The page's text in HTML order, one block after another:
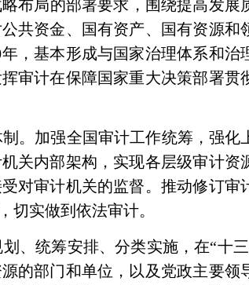
布局的部署要求，围绕提高发展
共资金、国有资产、国有资源和
年，基本形成与国家治理体系和治
审计在保障国家重大决策部署贯
加强全国审计工作统筹，强化
关内部架构，实现各层级审计资
对审计机关的监督。推动修订审
切实做到依法审计。
统筹安排、分类实施，在“十
的部门和单位，以及党政主要领